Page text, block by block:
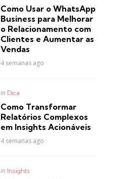
Como Usar o WhatsApp
Business para Melhorar
o Relacionamento com
Clientes e Aumentar as
Vendas
4 semanas ago
Posted
in Dica
Como Transformar
Relatórios Complexos
em Insights Acionáveis
4 semanas ago
Posted
in Insights